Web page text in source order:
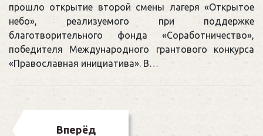
прошло открытие второй смены лагеря «Открытое
небо», реализуемого при поддержке
благотворительного фонда «Соработничество»,
победителя Международного грантового конкурса
«Православная инициатива». В…
Вперёд